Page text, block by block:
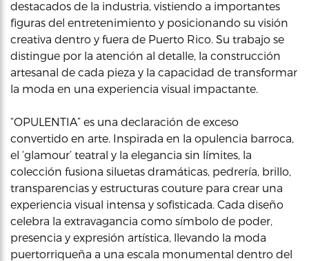
destacados de la industria, vistiendo a importantes
figuras del entretenimiento y posicionando su visión
creativa dentro y fuera de Puerto Rico. Su trabajo se
distingue por la atención al detalle, la construcción
artesanal de cada pieza y la capacidad de transformar
la moda en una experiencia visual impactante.
“OPULENTIA” es una declaración de exceso
convertido en arte. Inspirada en la opulencia barroca,
el ‘glamour’ teatral y la elegancia sin límites, la
colección fusiona siluetas dramáticas, pedrería, brillo,
transparencias y estructuras couture para crear una
experiencia visual intensa y sofisticada. Cada diseño
celebra la extravagancia como símbolo de poder,
presencia y expresión artística, llevando la moda
puertorriqueña a una escala monumental dentro del